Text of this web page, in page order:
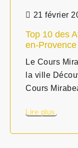
21 février
Top 10 des
en-Provence
Le Cours
la ville
Cours
Lire plus